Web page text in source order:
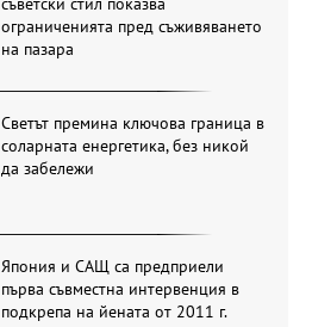
ограниченията пред съживяването
на пазара
Светът премина ключова граница в
соларната енергетика, без никой
да забележи
Япония и САЩ са предприели
първа съвместна интервенция в
подкрепа на йената от 2011 г.